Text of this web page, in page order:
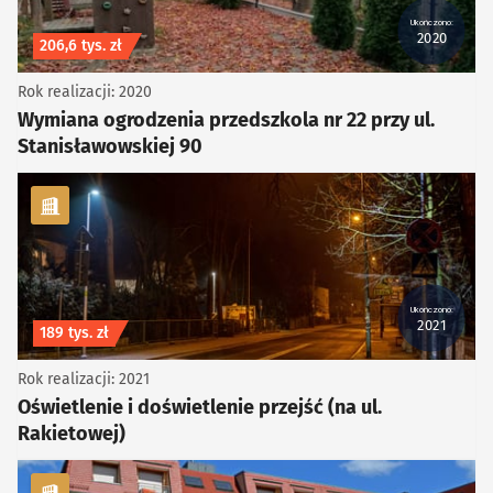
Ukończono:
2020
Koszt inwestycji
206,6 tys. zł
Wymiana ogrodzenia przedszkola nr 22 przy ul.
Stanisławowskiej 90
Rok realizacji: 2020
kategoria Infrastruktura
Ukończono:
2021
Koszt inwestycji
189 tys. zł
Oświetlenie i doświetlenie przejść (na ul.
Rakietowej)
Rok realizacji: 2021